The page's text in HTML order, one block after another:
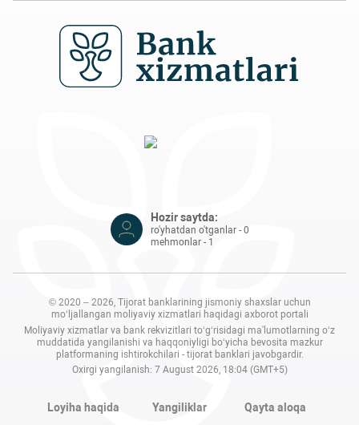
Hozir saytda:
ro'yhatdan o'tganlar - 0
mehmonlar - 1
© 2020 – 2026, Tijorat banklarining jismoniy shaxslar uchun
mo‘ljallangan moliyaviy xizmatlari haqidagi axborot portali
Moliyaviy xizmatlar va bank rekvizitlari to‘g‘risidagi ma'lumotlarning o‘z
muddatida yangilanishi va haqqoniyligi bo‘yicha bevosita mazkur
platformaning ishtirokchilari - tijorat banklari javobgardir.
Oxirgi yangilanish: 7 August 2026, 18:04 (GMT+5)
Loyiha haqida Yangiliklar
Qayta aloqa